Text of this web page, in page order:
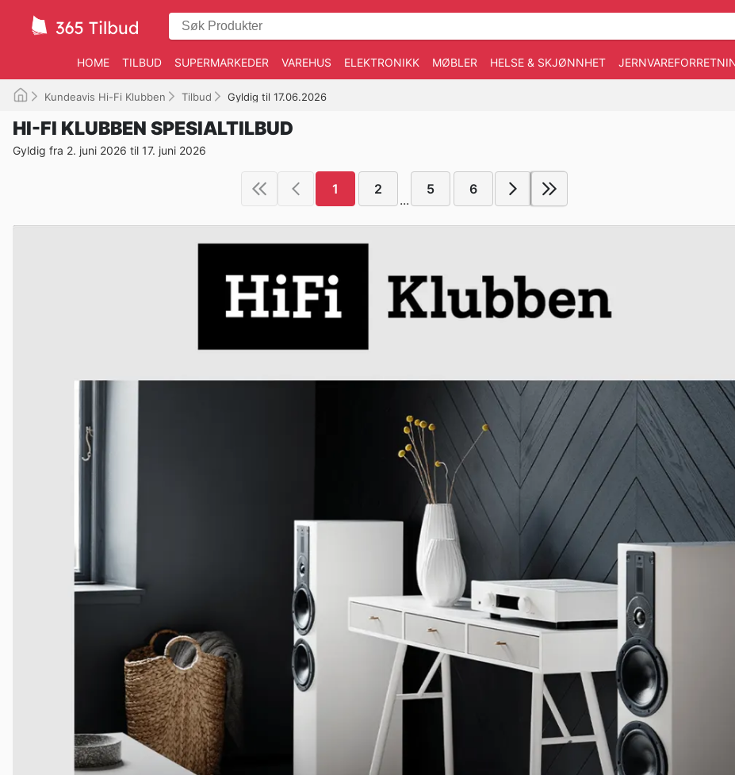
HOME TILBUD SUPERMARKEDER VAREHUS ELEKTRONIKK MØBLER HELSE & SKJØNNHET
Kundeavis Hi-Fi Klubben Tilbud Gyldig til 17.06.2026
HI-FI KLUBBEN SPESIALTILBUD
Gyldig fra 2. juni 2026 til 17. juni 2026
1 2
...
5 6